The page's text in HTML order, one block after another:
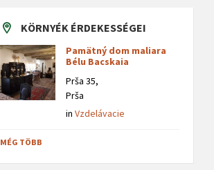
KÖRNYÉK ÉRDEKESSÉGEI
Pamätný dom maliara
Bélu Bacskaia
Prša 35,
Prša
inVzdelávacie
MÉG TÖBB